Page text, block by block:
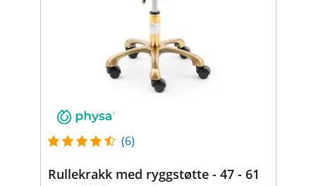
(6)
Rullekrakk med ryggstøtte - 47 - 61